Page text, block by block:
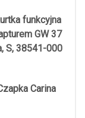
funkcyjna
GW 37
S, 38541-000
Carina